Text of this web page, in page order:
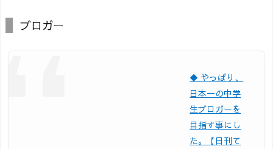
ブロガー
◆ やっぱり、
日本一の中学
生ブロガーを
目指す事にし
た。【日刊て